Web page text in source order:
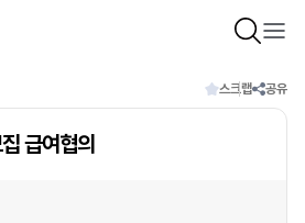
스크랩 공유
급여협의